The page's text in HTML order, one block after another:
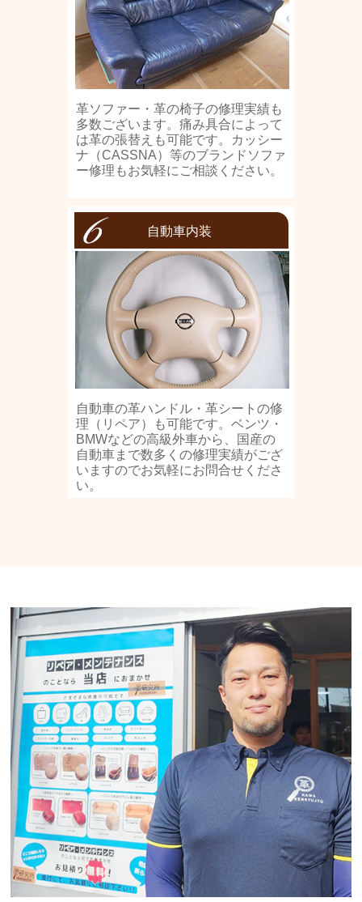
革ソファー・革の椅子の修理実績も
多数ございます。痛み具合によって
は革の張替えも可能です。カッシー
ナ（CASSNA）等のブランドソファ
ー修理もお気軽にご相談ください。
自動車内装
自動車の革ハンドル・革シートの修
理（リペア）も可能です。ベンツ・
BMWなどの高級外車から、国産の
自動車まで数多くの修理実績がござ
いますのでお気軽にお問合せくださ
い。